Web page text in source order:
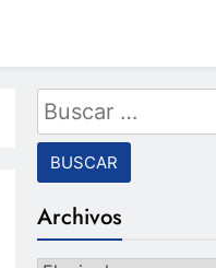
Buscar:
Archivos